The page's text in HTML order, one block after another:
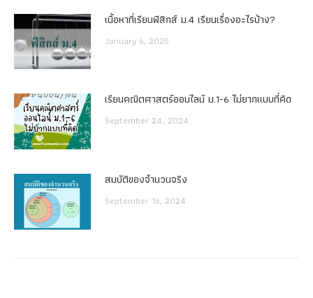
เนื้อหาที่เรียนฟิสิกส์ ม.4 เรียนเรื่องอะไรบ้าง?
January 6, 2025
เรียนคณิตศาสตร์ออนไลน์ ม.1-6 ไม่ยากแบบที่คิด
September 24, 2024
สมบัติของจำนวนจริง
September 16, 2024